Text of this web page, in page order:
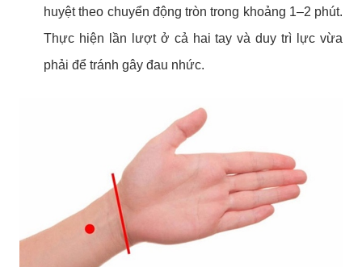
huyệt theo chuyển động tròn trong khoảng 1–2 phút.
Thực hiện lần lượt ở cả hai tay và duy trì lực vừa
phải để tránh gây đau nhức.